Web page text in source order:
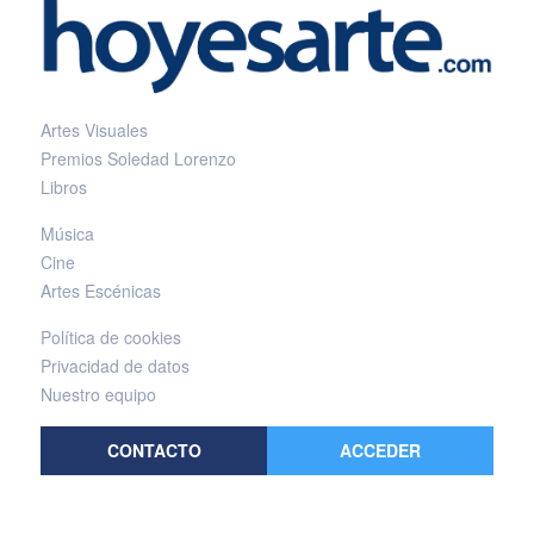
Artes Visuales
Premios Soledad Lorenzo
Libros
Música
Cine
Artes Escénicas
Política de cookies
Privacidad de datos
Nuestro equipo
CONTACTO ACCEDER